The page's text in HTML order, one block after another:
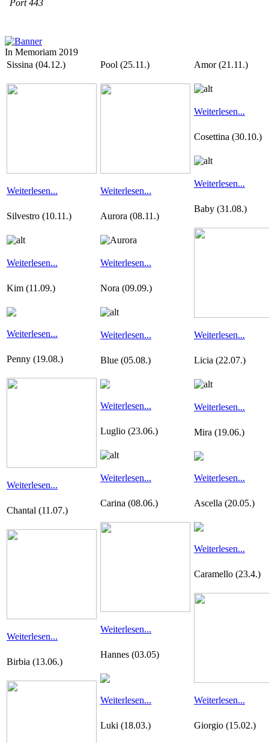
In Memoriam 2019
Sissina (04.12.)
Weiterlesen...
Silvestro (10.11.)
Weiterlesen...
Kim (11.09.)
Weiterlesen...
Penny (19.08.)
Weiterlesen...
Chantal (11.07.)
Weiterlesen...
Birbia (13.06.)
Pool (25.11.)
Weiterlesen...
Aurora (08.11.)
Weiterlesen...
Nora (09.09.)
Weiterlesen...
Blue (05.08.)
Weiterlesen...
Luglio (23.06.)
Weiterlesen...
Carina (08.06.)
Weiterlesen...
Hannes (03.05)
Weiterlesen...
Luki (18.03.)
Amor (21.11.)
Weiterlesen...
Cosettina (30.10.)
Weiterlesen...
Baby (31.08.)
Weiterlesen...
Licia (22.07.)
Weiterlesen...
Mira (19.06.)
Weiterlesen...
Ascella (20.05.)
Weiterlesen...
Caramello (23.4.)
Weiterlesen...
Giorgio (15.02.)